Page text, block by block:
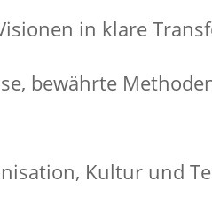
in klare
bewährte
Kultur und